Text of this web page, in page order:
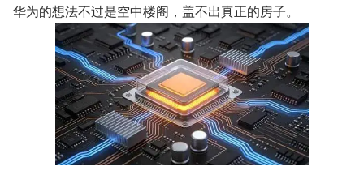
华为的想法不过是空中楼阁，盖不出真正的房子。